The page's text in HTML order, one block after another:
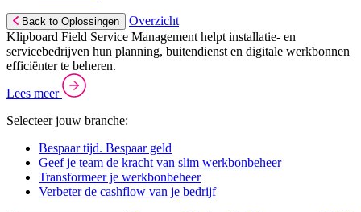
Back to Oplossingen
Overzicht
Klipboard Field Service Management helpt installatie- en
servicebedrijven hun planning, buitendienst en digitale werkbonnen
efficiënter te beheren.
Lees meer
Selecteer jouw branche:
Bespaar tijd. Bespaar geld
Geef je team de kracht van slim werkbonbeheer
Transformeer je werkbonbeheer
Verbeter de cashflow van je bedrijf